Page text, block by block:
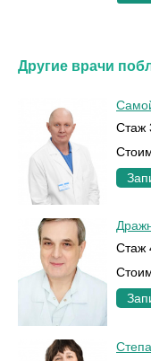
Другие врачи
Стаж
Стаж